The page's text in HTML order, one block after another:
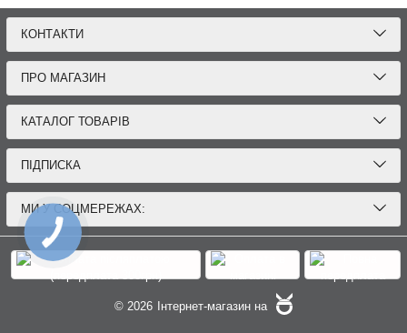
КОНТАКТИ
ПРО МАГАЗИН
КАТАЛОГ ТОВАРІВ
ПІДПИСКА
МИ У СОЦМЕРЕЖАХ:
© 2026 Інтернет-магазин на